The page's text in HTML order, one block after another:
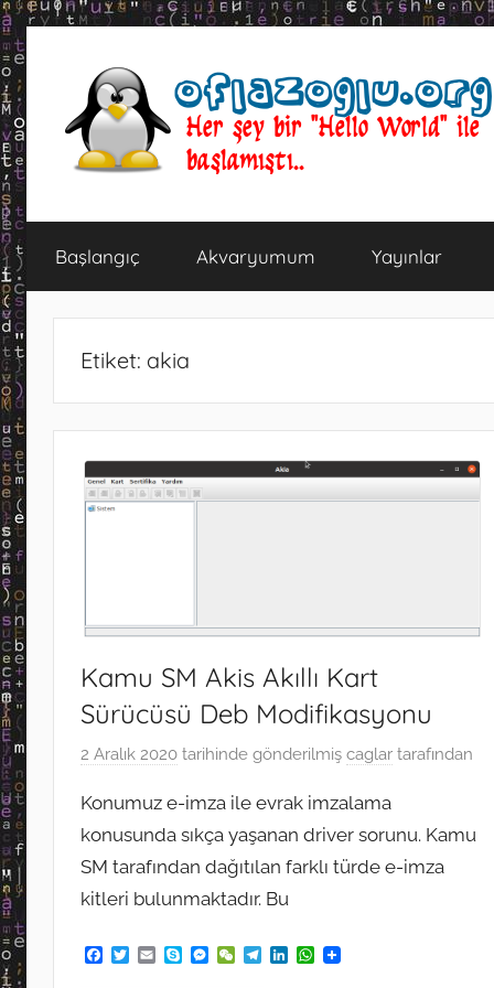
İçeriğe
oflazoglu.org
şey
bir
başlamıştı..
Başlangıç Akvaryumum Yayınlar
Etiket: akia
Kamu SM Akis Akıllı Kart
Sürücüsü Deb Modifikasyonu
2 Aralık 2020 tarihinde gönderilmiş caglar tarafından
Konumuz e-imza ile evrak imzalama
konusunda sıkça yaşanan driver sorunu. Kamu
SM tarafından dağıtılan farklı türde e-imza
kitleri bulunmaktadır. Bu
F
T
E
S
M
W
T
L
W